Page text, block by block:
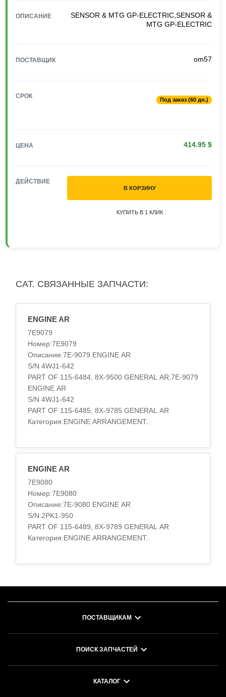
ОПИСАНИЕ
SENSOR & MTG GP-ELECTRIC,SENSOR &
MTG GP-ELECTRIC
ПОСТАВЩИК om57
СРОК Под заказ (60 дн.)
ЦЕНА 414.95 $
ДЕЙСТВИЕ
В КОРЗИНУ
КУПИТЬ В 1 КЛИК
CAT. СВЯЗАННЫЕ ЗАПЧАСТИ:
ENGINE AR
7E9079
Номер:7E9079
Описание:7E-9079 ENGINE AR
S/N 4WJ1-642
PART OF 115-6484, 8X-9500 GENERAL AR,7E-9079
ENGINE AR
S/N 4WJ1-642
PART OF 115-6485, 8X-9785 GENERAL AR
Категория:ENGINE ARRANGEMENT..
ENGINE AR
7E9080
Номер:7E9080
Описание:7E-9080 ENGINE AR
S/N 2PK1-950
PART OF 115-6489, 8X-9789 GENERAL AR
Категория:ENGINE ARRANGEMENT..
ПОСТАВЩИКАМ
ПОИСК ЗАПЧАСТЕЙ
КАТАЛОГ